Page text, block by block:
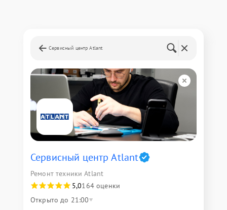
Сервисный центр Atlant
Сервисный центр Atlant
Ремонт техники Atlant
5,0164 оценки
Открыто до 21:00